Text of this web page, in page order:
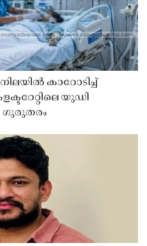
കാറോടിച്ച്
യുഡി
ഗുരുതരം